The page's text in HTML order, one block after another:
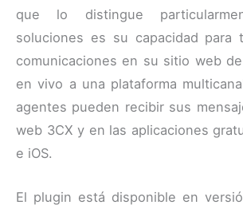
que lo distingue
soluciones es su capacidad para
comunicaciones en su sitio web
en vivo a una plataforma
agentes pueden recibir sus
web 3CX y en las aplicaciones
e iOS.
El plugin está disponible en